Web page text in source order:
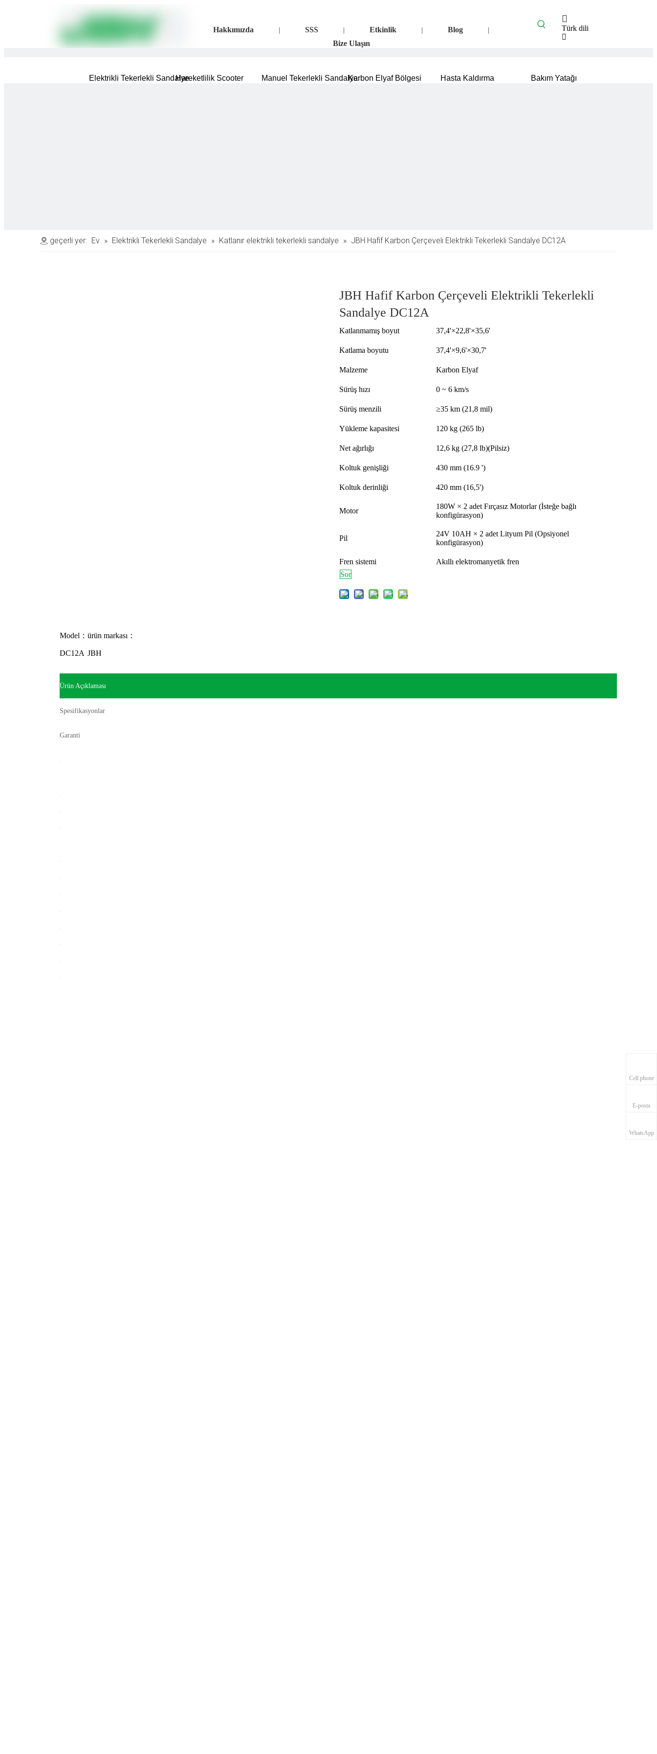
Hakkımızda | SSS | Etkinlik | Blog |
Bize Ulaşın
Türk dili
Pусский
Elektrikli Tekerlekli SandalyeHareketlilik Scooter Manuel Tekerlekli SandalyeKarbon Elyaf Bölgesi Hasta Kaldırma Bakım Yatağı
geçerli yer: Ev » Elektrikli Tekerlekli Sandalye » Katlanır elektrikli tekerlekli sandalye » JBH Hafif Karbon Çerçeveli Elektrikli Tekerlekli Sandalye DC12A
JBH Hafif Karbon Çerçeveli Elektrikli Tekerlekli
Sandalye DC12A
Katlanmamış boyut 37,4'×22,8'×35,6'
Katlama boyutu 37,4'×9,6'×30,7'
Malzeme Karbon Elyaf
Sürüş hızı 0 ~ 6 km/s
Sürüş menzili ≥35 km (21,8 mil)
Yükleme kapasitesi 120 kg (265 lb)
Net ağırlığı 12,6 kg (27,8 lb)(Pilsiz)
Koltuk genişliği 430 mm (16.9 ')
Koltuk derinliği 420 mm (16,5')
Motor
180W × 2 adet Fırçasız Motorlar (İsteğe bağlı
konfigürasyon)
Pil
24V 10AH × 2 adet Lityum Pil (Opsiyonel
konfigürasyon)
Fren sistemi
Akıllı elektromanyetik fren
Sor
Model：
DC12A
ürün markası：
JBH
Ürün Açıklaması
Spesifikasyonlar
Garanti
Cell phone
E-posta
WhatsApp